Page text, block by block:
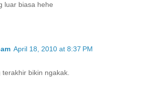
luar biasa hehe
April 18, 2010 at 8:37 PM
bikin ngakak.